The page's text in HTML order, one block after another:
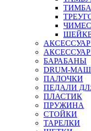
БАРАБАНЫ
DRUM-
ПАЛОЧКИ
ПЕДАЛИ
ПЛАСТИК
ПРУЖИНА
СТОЙКИ
ТАРЕЛКИ